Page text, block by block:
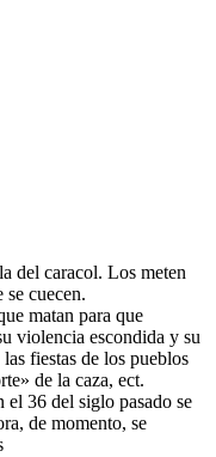
del caracol. Los meten
cuecen.
matan para que
violencia escondida y su
fiestas de los pueblos
de la caza, ect.
36 del siglo pasado se
de momento, se